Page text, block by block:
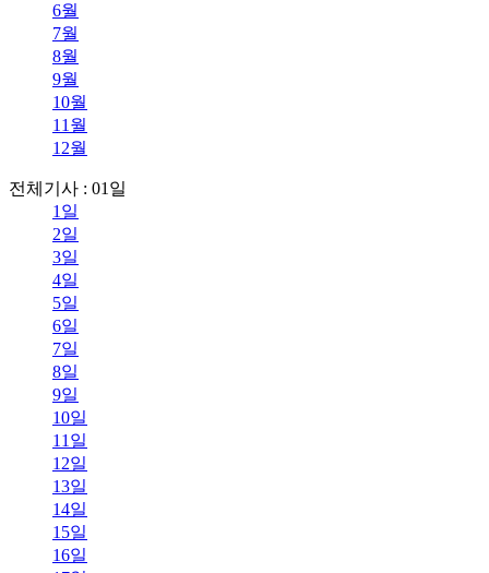
6월
7월
8월
9월
10월
11월
12월
전체기사 : 01일
1일
2일
3일
4일
5일
6일
7일
8일
9일
10일
11일
12일
13일
14일
15일
16일